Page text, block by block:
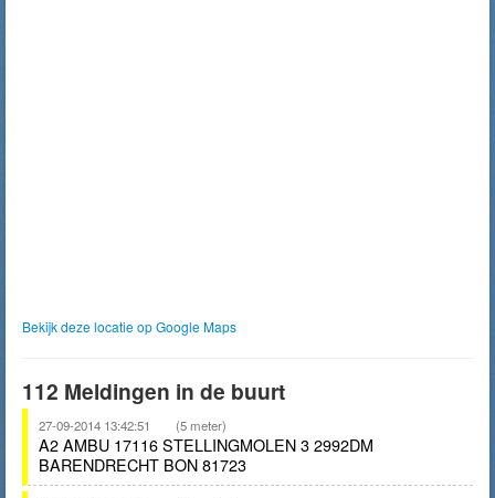
Bekijk deze locatie op Google Maps
112 Meldingen in de buurt
27-09-2014 13:42:51 (5 meter)
A2 AMBU 17116 STELLINGMOLEN 3 2992DM
BARENDRECHT BON 81723